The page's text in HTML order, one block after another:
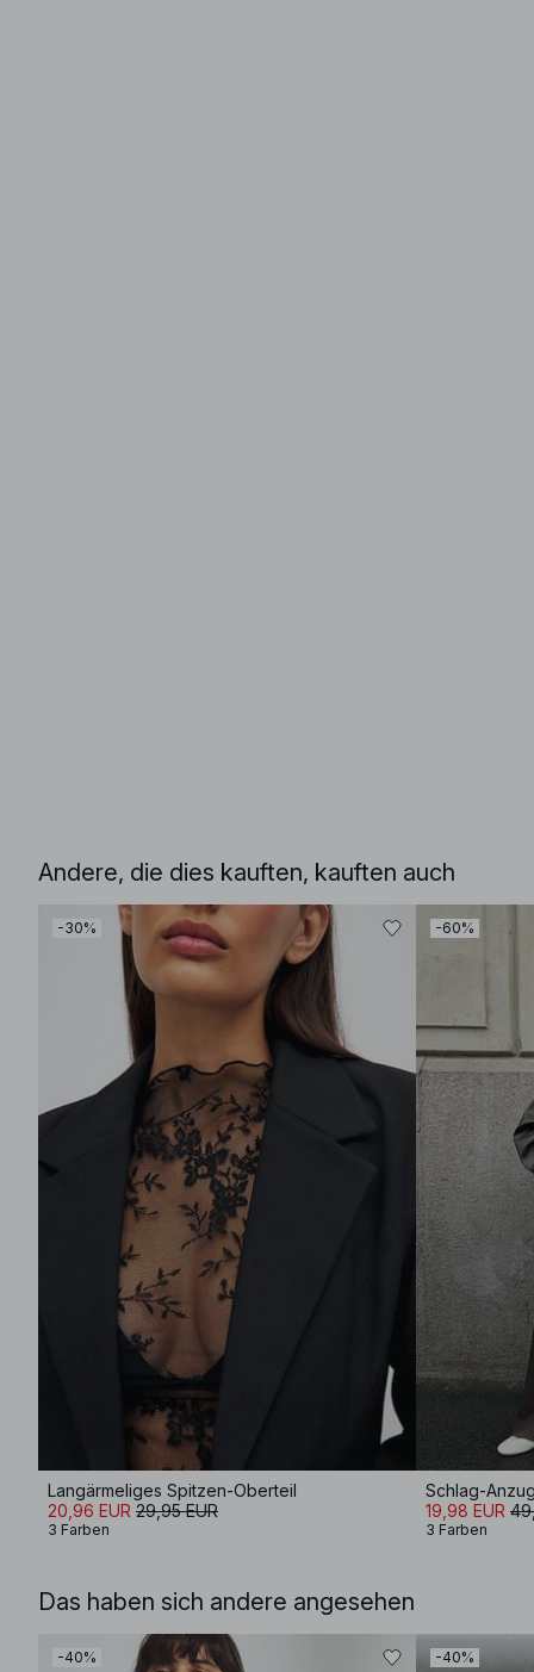
Andere, die dies kauften, kauften auch
-30%
Langärmeliges Spitzen-Oberteil
20,96 EUR 29,95 EUR
3 Farben
-60%
Schlag-
19,98 EUR
3 Farben
Das haben sich andere angesehen
-40% -40%